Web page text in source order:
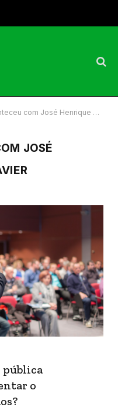
José Henrique Gomes Xavier"
JOSÉ
pública
o